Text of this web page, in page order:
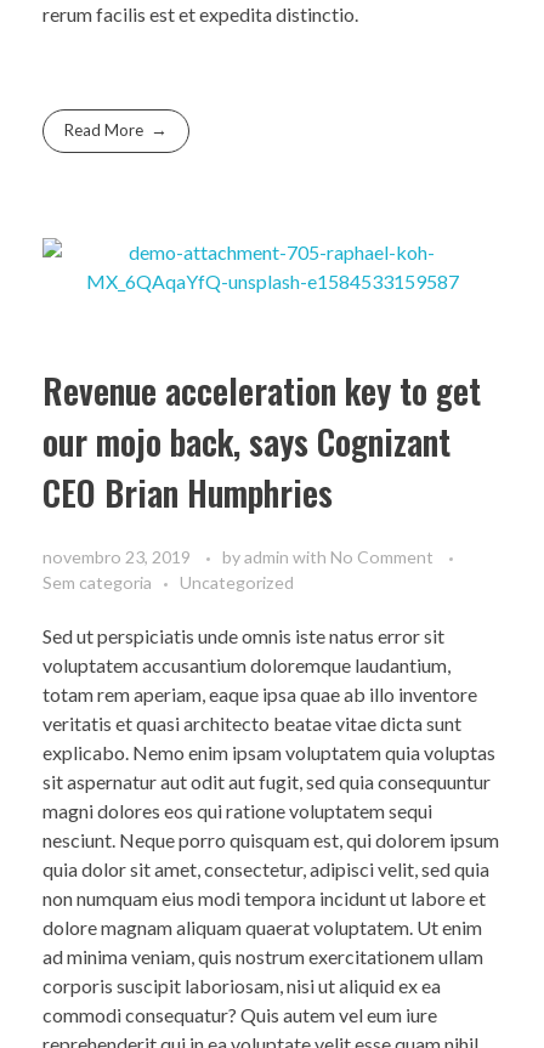
rerum facilis est et expedita distinctio.
Read More
Revenue acceleration key to get
our mojo back, says Cognizant
CEO Brian Humphries
novembro 23, 2019 byadmin with No Comment
Sem categoria
Uncategorized
Sed ut perspiciatis unde omnis iste natus error sit
voluptatem accusantium doloremque laudantium,
totam rem aperiam, eaque ipsa quae ab illo inventore
veritatis et quasi architecto beatae vitae dicta sunt
explicabo. Nemo enim ipsam voluptatem quia voluptas
sit aspernatur aut odit aut fugit, sed quia consequuntur
magni dolores eos qui ratione voluptatem sequi
nesciunt. Neque porro quisquam est, qui dolorem ipsum
quia dolor sit amet, consectetur, adipisci velit, sed quia
non numquam eius modi tempora incidunt ut labore et
dolore magnam aliquam quaerat voluptatem. Ut enim
ad minima veniam, quis nostrum exercitationem ullam
corporis suscipit laboriosam, nisi ut aliquid ex ea
commodi consequatur? Quis autem vel eum iure